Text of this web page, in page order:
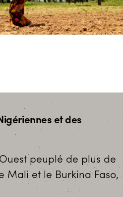
et des
peuplé de plus de
Mali et le Burkina Faso,